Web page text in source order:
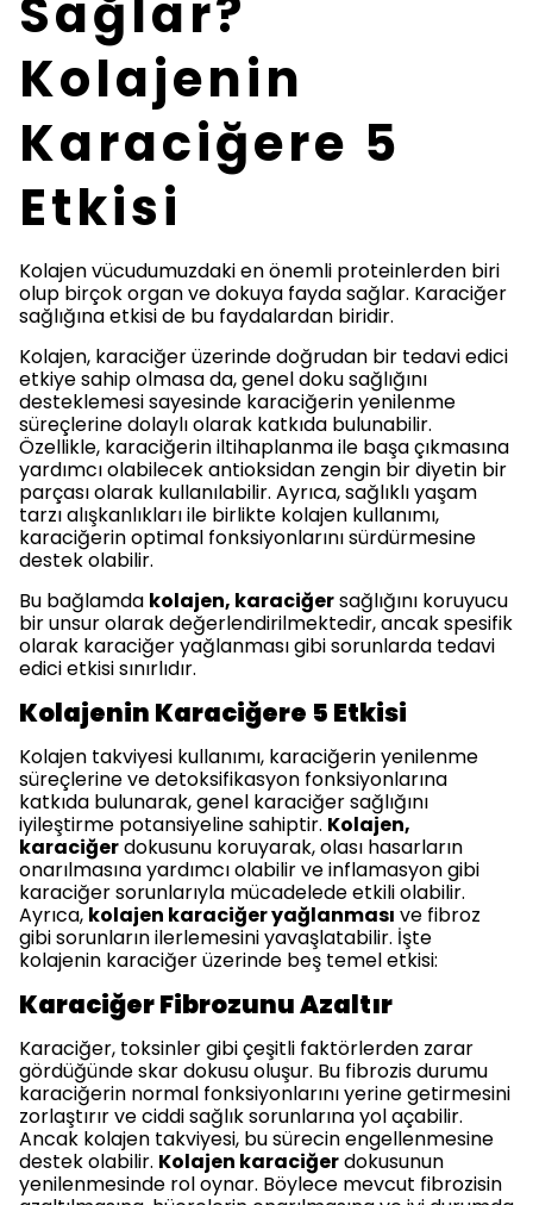
Sağlar?
Kolajenin
Karaciğere 5
Etkisi
Kolajen vücudumuzdaki en önemli proteinlerden biri
olup birçok organ ve dokuya fayda sağlar. Karaciğer
sağlığına etkisi de bu faydalardan biridir.
Kolajen, karaciğer üzerinde doğrudan bir tedavi edici
etkiye sahip olmasa da, genel doku sağlığını
desteklemesi sayesinde karaciğerin yenilenme
süreçlerine dolaylı olarak katkıda bulunabilir.
Özellikle, karaciğerin iltihaplanma ile başa çıkmasına
yardımcı olabilecek antioksidan zengin bir diyetin bir
parçası olarak kullanılabilir. Ayrıca, sağlıklı yaşam
tarzı alışkanlıkları ile birlikte kolajen kullanımı,
karaciğerin optimal fonksiyonlarını sürdürmesine
destek olabilir.
Bu bağlamda kolajen, karaciğersağlığını koruyucu
bir unsur olarak değerlendirilmektedir, ancak spesifik
olarak karaciğer yağlanması gibi sorunlarda tedavi
edici etkisi sınırlıdır.
Kolajenin Karaciğere 5 Etkisi
Kolajen takviyesi kullanımı, karaciğerin yenilenme
süreçlerine ve detoksifikasyon fonksiyonlarına
katkıda bulunarak, genel karaciğer sağlığını
iyileştirme potansiyeline sahiptir. Kolajen,
karaciğerdokusunu koruyarak, olası hasarların
onarılmasına yardımcı olabilir ve inflamasyon gibi
karaciğer sorunlarıyla mücadelede etkili olabilir.
Ayrıca, kolajen karaciğer yağlanması ve fibroz
gibi sorunların ilerlemesini yavaşlatabilir. İşte
kolajenin karaciğer üzerinde beş temel etkisi:
Karaciğer Fibrozunu Azaltır
Karaciğer, toksinler gibi çeşitli faktörlerden zarar
gördüğünde skar dokusu oluşur. Bu fibrozis durumu
karaciğerin normal fonksiyonlarını yerine getirmesini
zorlaştırır ve ciddi sağlık sorunlarına yol açabilir.
Ancak kolajen takviyesi, bu sürecin engellenmesine
destek olabilir. Kolajen karaciğerdokusunun
yenilenmesinde rol oynar. Böylece mevcut fibrozisin